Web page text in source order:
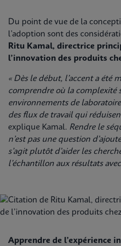
Du point de vue de la
l’adoption sont des
Ritu Kamal, directrice
l’innovation des produits
« Dès le début, l’accent a été
comprendre où la complexité
environnements de
des flux de travail qui
explique Kamal. Rendre le
n’est pas une question
s’agit plutôt d’aider les
l’échantillon aux résultats
Apprendre de l’expérience